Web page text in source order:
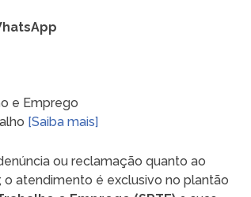
e Emprego
[Saiba mais]
ou reclamação quanto ao
atendimento é exclusivo no plantão